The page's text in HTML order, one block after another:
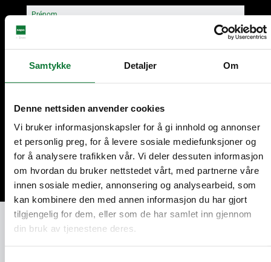
Samtykke Detaljer Om
Denne nettsiden anvender cookies
Vi bruker informasjonskapsler for å gi innhold og annonser
et personlig preg, for å levere sosiale mediefunksjoner og
for å analysere trafikken vår. Vi deler dessuten informasjon
om hvordan du bruker nettstedet vårt, med partnerne våre
innen sosiale medier, annonsering og analysearbeid, som
kan kombinere den med annen informasjon du har gjort
tilgjengelig for dem, eller som de har samlet inn gjennom
din bruk av tjenestene deres.
Prénom
Continuer
Du conseil à la pose, votre Homme de